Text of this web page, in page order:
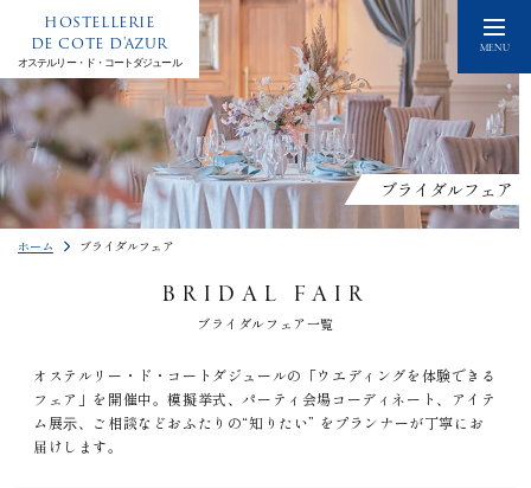
MENU
HOSTELLERIE
DE COTE D'AZUR
オステルリー・ド・コートダジュール
ブライダルフェア
ホーム ブライダルフェア
BRIDAL FAIR
ブライダルフェア一覧
オステルリー・ド・コートダジュールの「ウエディングを体験できる
フェア」を開催中。模擬挙式、パーティ会場コーディネート、アイテ
ム展⽰、ご相談などおふたりの“知りたい” をプランナーが丁寧にお
届けします。